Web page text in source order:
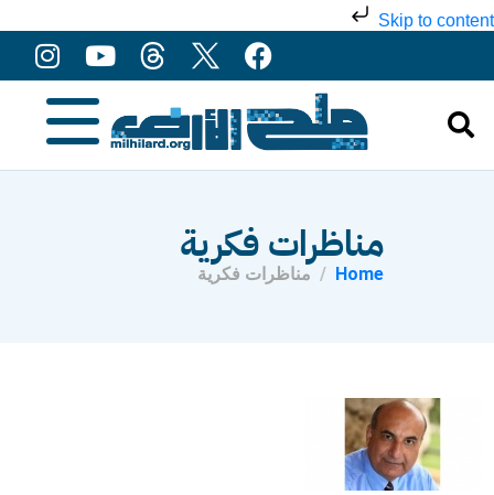
Skip to content
مناظرات فكرية
Home مناظرات فكرية